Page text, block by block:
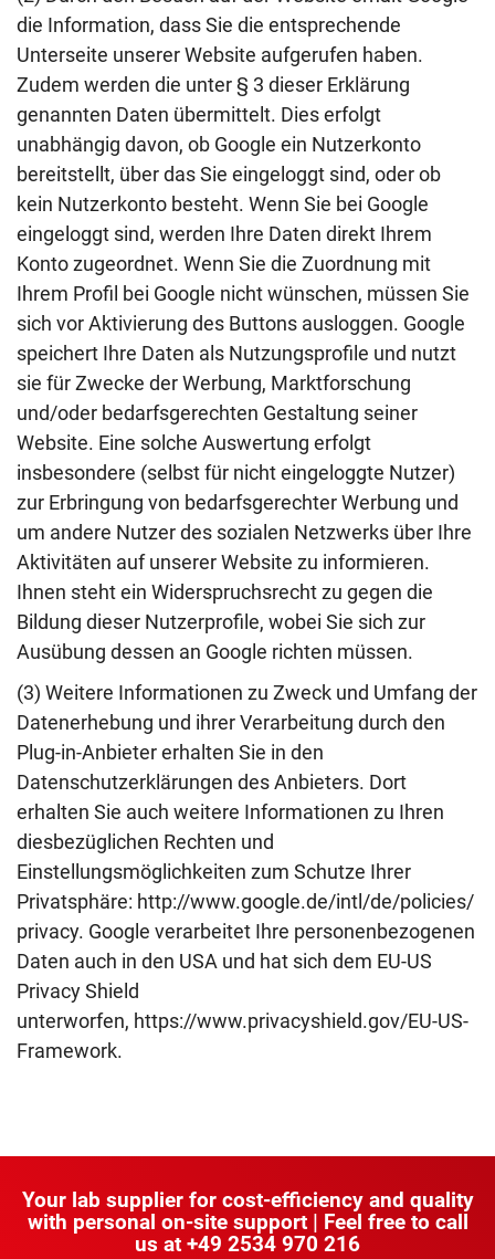
die Information, dass Sie die entsprechende
Unterseite unserer Website aufgerufen haben.
Zudem werden die unter § 3 dieser Erklärung
genannten Daten übermittelt. Dies erfolgt
unabhängig davon, ob Google ein Nutzerkonto
bereitstellt, über das Sie eingeloggt sind, oder ob
kein Nutzerkonto besteht. Wenn Sie bei Google
eingeloggt sind, werden Ihre Daten direkt Ihrem
Konto zugeordnet. Wenn Sie die Zuordnung mit
Ihrem Profil bei Google nicht wünschen, müssen Sie
sich vor Aktivierung des Buttons ausloggen. Google
speichert Ihre Daten als Nutzungsprofile und nutzt
sie für Zwecke der Werbung, Marktforschung
und/oder bedarfsgerechten Gestaltung seiner
Website. Eine solche Auswertung erfolgt
insbesondere (selbst für nicht eingeloggte Nutzer)
zur Erbringung von bedarfsgerechter Werbung und
um andere Nutzer des sozialen Netzwerks über Ihre
Aktivitäten auf unserer Website zu informieren.
Ihnen steht ein Widerspruchsrecht zu gegen die
Bildung dieser Nutzerprofile, wobei Sie sich zur
Ausübung dessen an Google richten müssen.
(3) Weitere Informationen zu Zweck und Umfang der
Datenerhebung und ihrer Verarbeitung durch den
Plug-in-Anbieter erhalten Sie in den
Datenschutzerklärungen des Anbieters. Dort
erhalten Sie auch weitere Informationen zu Ihren
diesbezüglichen Rechten und
Einstellungsmöglichkeiten zum Schutze Ihrer
Privatsphäre: http://www.google.de/intl/de/policies/
privacy. Google verarbeitet Ihre personenbezogenen
Daten auch in den USA und hat sich dem EU-US
Privacy Shield
unterworfen, https://www.privacyshield.gov/EU-US-
Framework.
Your lab supplier for cost-efficiency and quality
with personal on-site support | Feel free to call
us at +49 2534 970 216